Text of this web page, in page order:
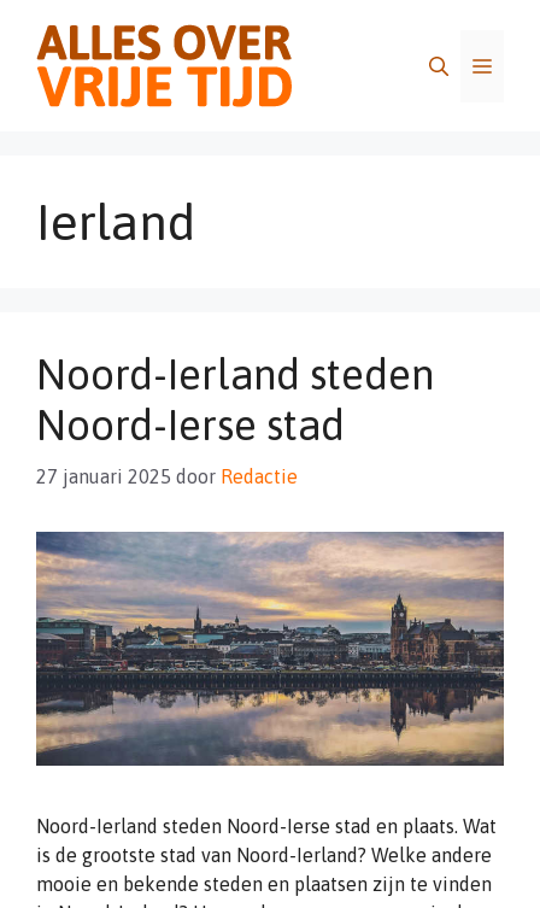
inhoud
Menu
Ierland
Noord-Ierland steden
Noord-Ierse stad
27 januari 2025 door Redactie
Noord-Ierland steden Noord-Ierse stad en plaats. Wat
is de grootste stad van Noord-Ierland? Welke andere
mooie en bekende steden en plaatsen zijn te vinden